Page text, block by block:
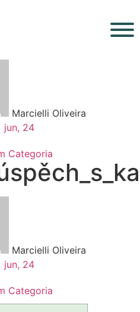
Marcielli Oliveira
jun, 24
Categoria
Marcielli Oliveira
jun, 24
Categoria